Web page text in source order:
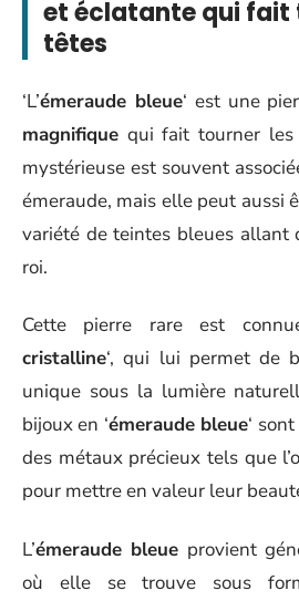
et éclatante qui fait
têtes
‘L’émeraude bleue‘ est une
magnifique qui fait tourner les
mystérieuse est souvent
émeraude, mais elle peut aussi
variété de teintes bleues allant
roi.
Cette pierre rare est
cristalline‘, qui lui permet de
unique sous la lumière
bijoux en ‘émeraude bleue‘
des métaux précieux tels que
pour mettre en valeur leur
L’émeraude bleue provient
où elle se trouve sous